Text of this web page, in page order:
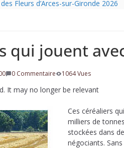
Fleurs d’Arces-sur-Gironde 2026
durable pour l’isolation des
qui jouent
0 Commentaire 1064 Vues
It may no longer be relevant
Ces céréaliers
milliers de
stockées dans
négociants.